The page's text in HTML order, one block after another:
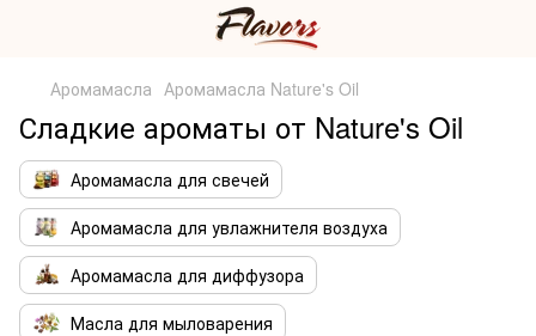
Аромамасла Аромамасла Nature's Oil
Сладкие ароматы от Nature's Oil
Аромамасла для свечей
Аромамасла для увлажнителя воздуха
Аромамасла для диффузора
Масла для мыловарения